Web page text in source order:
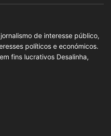
de interesse público,
políticos e económicos.
fins lucrativos Desalinha,